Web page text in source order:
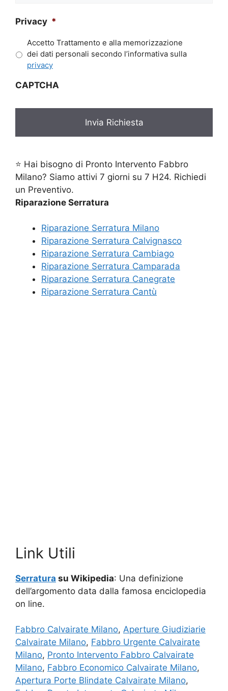
Privacy *
Accetto Trattamento e alla memorizzazione
dei dati personali secondo l’informativa sulla
privacy
CAPTCHA
⭐ Hai bisogno di Pronto Intervento Fabbro
Milano? Siamo attivi 7 giorni su 7 H24. Richiedi
un Preventivo.
Riparazione Serratura
Riparazione Serratura Milano
Riparazione Serratura Calvignasco
Riparazione Serratura Cambiago
Riparazione Serratura Camparada
Riparazione Serratura Canegrate
Riparazione Serratura Cantù
Link Utili
Serratura su Wikipedia: Una definizione
dell’argomento data dalla famosa enciclopedia
on line.
Fabbro Calvairate Milano, Aperture Giudiziarie
Calvairate Milano, Fabbro Urgente Calvairate
Milano, Pronto Intervento Fabbro Calvairate
Milano, Fabbro Economico Calvairate Milano,
Apertura Porte Blindate Calvairate Milano,